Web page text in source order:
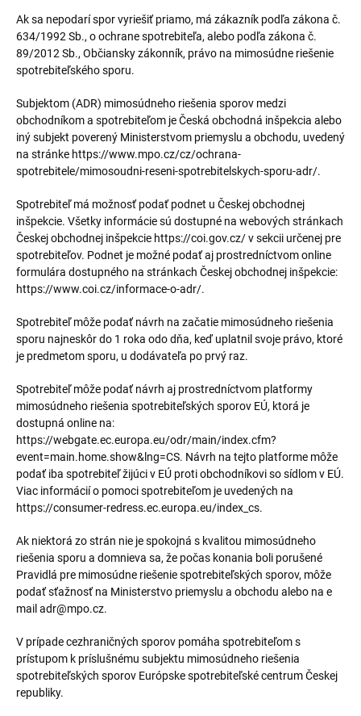
Ak sa nepodarí spor vyriešiť priamo, má zákazník podľa zákona č.
634/1992 Sb., o ochrane spotrebiteľa, alebo podľa zákona č.
89/2012 Sb., Občiansky zákonník, právo na mimosúdne riešenie
spotrebiteľského sporu.
Subjektom (ADR) mimosúdneho riešenia sporov medzi
obchodníkom a spotrebiteľom je Česká obchodná inšpekcia alebo
iný subjekt poverený Ministerstvom priemyslu a obchodu, uvedený
na stránke https://www.mpo.cz/cz/ochrana-
spotrebitele/mimosoudni-reseni-spotrebitelskych-sporu-adr/.
Spotrebiteľ má možnosť podať podnet u Českej obchodnej
inšpekcie. Všetky informácie sú dostupné na webových stránkach
Českej obchodnej inšpekcie https://coi.gov.cz/ v sekcii určenej pre
spotrebiteľov. Podnet je možné podať aj prostredníctvom online
formulára dostupného na stránkach Českej obchodnej inšpekcie:
https://www.coi.cz/informace-o-adr/.
Spotrebiteľ môže podať návrh na začatie mimosúdneho riešenia
sporu najneskôr do 1 roka odo dňa, keď uplatnil svoje právo, ktoré
je predmetom sporu, u dodávateľa po prvý raz.
Spotrebiteľ môže podať návrh aj prostredníctvom platformy
mimosúdneho riešenia spotrebiteľských sporov EÚ, ktorá je
dostupná online na:
https://webgate.ec.europa.eu/odr/main/index.cfm?
event=main.home.show&lng=CS. Návrh na tejto platforme môže
podať iba spotrebiteľ žijúci v EÚ proti obchodníkovi so sídlom v EÚ.
Viac informácií o pomoci spotrebiteľom je uvedených na
https://consumer-redress.ec.europa.eu/index_cs.
Ak niektorá zo strán nie je spokojná s kvalitou mimosúdneho
riešenia sporu a domnieva sa, že počas konania boli porušené
Pravidlá pre mimosúdne riešenie spotrebiteľských sporov, môže
podať sťažnosť na Ministerstvo priemyslu a obchodu alebo na e
mail adr@mpo.cz.
V prípade cezhraničných sporov pomáha spotrebiteľom s
prístupom k príslušnému subjektu mimosúdneho riešenia
spotrebiteľských sporov Európske spotrebiteľské centrum Českej
republiky.